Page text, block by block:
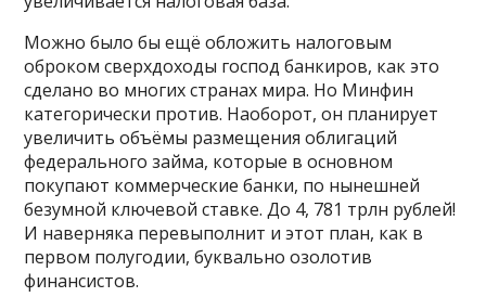
Можно было бы ещё обложить налоговым
оброком сверхдоходы господ банкиров, как это
сделано во многих странах мира. Но Минфин
категорически против. Наоборот, он планирует
увеличить объёмы размещения облигаций
федерального займа, которые в основном
покупают коммерческие банки, по нынешней
безумной ключевой ставке. До 4, 781 трлн рублей!
И наверняка перевыполнит и этот план, как в
первом полугодии, буквально озолотив
финансистов.